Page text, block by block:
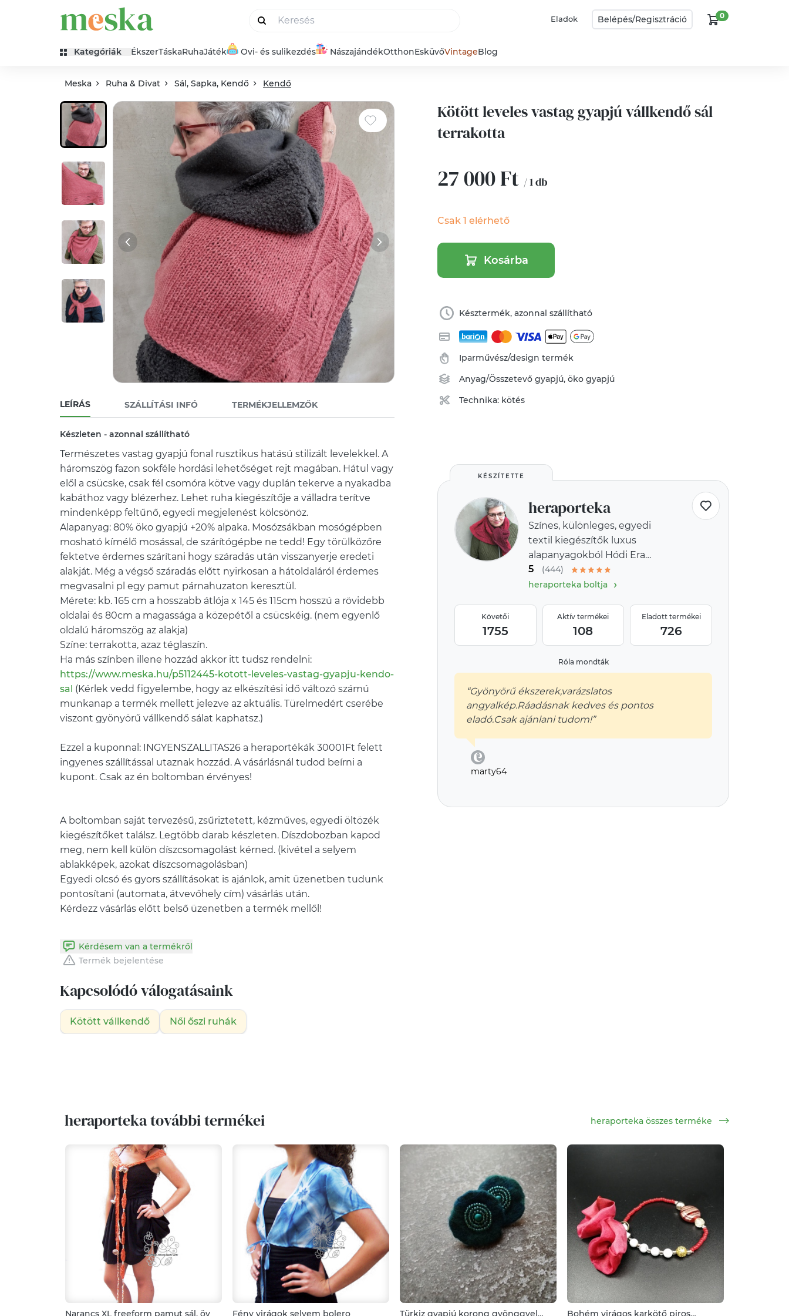
Eladok Belépés/Regisztráció 0
Kategóriák ÉkszerTáskaRuhaJáték Ovi- és sulikezdés NászajándékOtthonEsküvőVintageBlog
Meska Ruha & Divat Sál, Sapka, Kendő Kendő
LEÍRÁS SZÁLLÍTÁSI INFÓ TERMÉKJELLEMZŐK
Készleten - azonnal szállítható
Természetes vastag gyapjú fonal rusztikus hatású stilizált levelekkel. A
háromszög fazon sokféle hordási lehetőséget rejt magában. Hátul vagy
elől a csücske, csak fél csomóra kötve vagy duplán tekerve a nyakadba
kabáthoz vagy blézerhez. Lehet ruha kiegészítője a válladra terítve
mindenképp feltűnő, egyedi megjelenést kölcsönöz.
Alapanyag: 80% öko gyapjú +20% alpaka. Mosózsákban mosógépben
mosható kímélő mosással, de szárítógépbe ne tedd! Egy törülközőre
fektetve érdemes szárítani hogy száradás után visszanyerje eredeti
alakját. Még a végső száradás előtt nyirkosan a hátoldaláról érdemes
megvasalni pl egy pamut párnahuzaton keresztül.
Mérete: kb. 165 cm a hosszabb átlója x 145 és 115cm hosszú a rövidebb
oldalai és 80cm a magassága a közepétől a csücskéig. (nem egyenlő
oldalú háromszög az alakja)
Színe: terrakotta, azaz téglaszín.
Ha más színben illene hozzád akkor itt tudsz rendelni:
https://www.meska.hu/p5112445-kotott-leveles-vastag-gyapju-kendo-
sal (Kérlek vedd figyelembe, hogy az elkészítési idő változó számú
munkanap a termék mellett jelezve az aktuális. Türelmedért cserébe
viszont gyönyörű vállkendő sálat kaphatsz.)
Ezzel a kuponnal: INGYENSZALLITAS26 a heraportékák 30001Ft felett
ingyenes szállítással utaznak hozzád. A vásárlásnál tudod beírni a
kupont. Csak az én boltomban érvényes!
A boltomban saját tervezésű, zsűriztetett, kézműves, egyedi öltözék
kiegészítőket találsz. Legtöbb darab készleten. Díszdobozban kapod
meg, nem kell külön díszcsomagolást kérned. (kivétel a selyem
ablakképek, azokat díszcsomagolásban)
Egyedi olcsó és gyors szállításokat is ajánlok, amit üzenetben tudunk
pontosítani (automata, átvevőhely cím) vásárlás után.
Kérdésem van a termékről
Termék bejelentése
Kötött leveles vastag gyapjú vállkendő sál
terrakotta
27 000 Ft / 1 db
Csak 1 elérhető
Kosárba
Késztermék, azonnal szállítható
Iparművész/design termék
Anyag/Összetevőgyapjú,öko gyapjú
Technika: kötés
KÉSZÍTETTE
heraporteka
Színes, különleges, egyedi
textil kiegészítők luxus
alapanyagokból Hódi Era
Arttól
5
(444)
heraporteka boltja
›
Követői
1755
Aktív termékei
108
Eladott termékei
726
Róla mondták
“Gyönyörű ékszerek,varázslatos
angyalkép.Ráadásnak kedves és pontos
eladó.Csak ajánlani tudom!”
marty64
Kapcsolódó válogatásaink
Kötött vállkendő Női őszi ruhák
heraporteka további termékei heraporteka összes terméke
Narancs XL freeform pamut sál, öv Fény virágok selyem bolero
Türkiz gyapjú korong gyönggyel
Bohém virágos karkötő piros